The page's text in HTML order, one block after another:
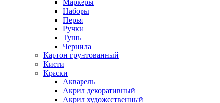
Маркеры
Наборы
Перья
Ручки
Тушь
Чернила
Картон грунтованный
Кисти
Краски
Акварель
Акрил декоративный
Акрил художественный